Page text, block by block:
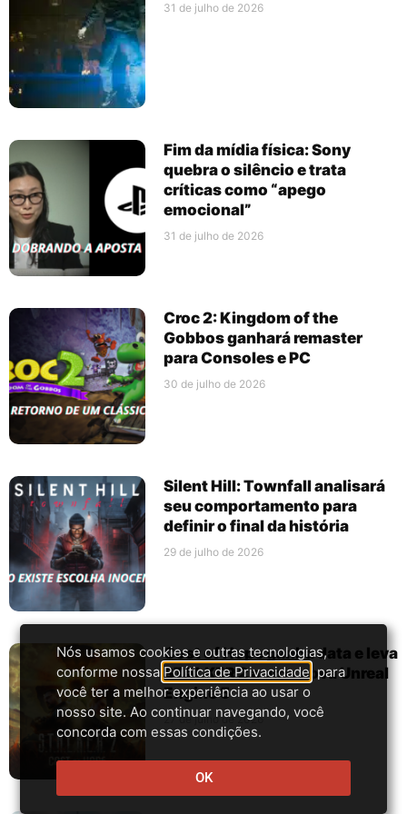
31 de julho de 2026
Fim da mídia física: Sony
quebra o silêncio e trata
críticas como “apego
emocional”
31 de julho de 2026
Croc 2: Kingdom of the
Gobbos ganhará remaster
para Consoles e PC
30 de julho de 2026
Silent Hill: Townfall analisará
seu comportamento para
definir o final da história
29 de julho de 2026
Cost of Hope ganha data e leva
STALKER 2 a uma nova Unreal
Engine 5
27 de julho de 2026
Nós usamos cookies e outras tecnologias,
conforme nossa Política de Privacidade , para
você ter a melhor experiência ao usar o
nosso site. Ao continuar navegando, você
concorda com essas condições.
OK